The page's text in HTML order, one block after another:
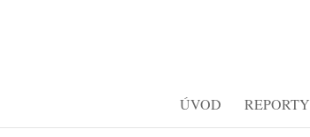
ÚVOD REPORTY